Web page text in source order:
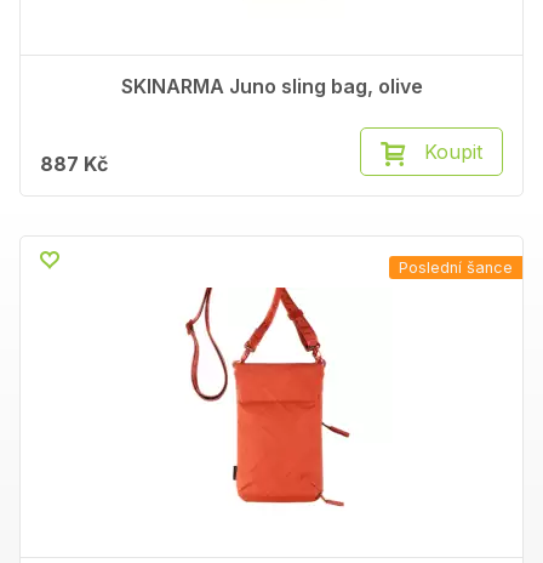
SKINARMA Juno sling bag, olive
887 Kč Koupit
Poslední šance